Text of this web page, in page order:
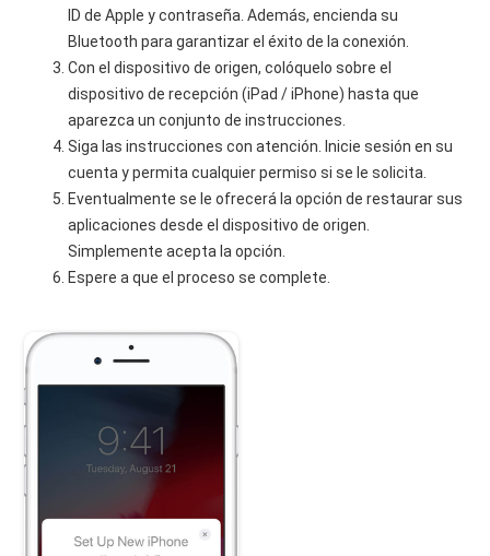
ID de Apple y contraseña. Además, encienda su
Bluetooth para garantizar el éxito de la conexión.
Con el dispositivo de origen, colóquelo sobre el
dispositivo de recepción (iPad / iPhone) hasta que
aparezca un conjunto de instrucciones.
Siga las instrucciones con atención. Inicie sesión en su
cuenta y permita cualquier permiso si se le solicita.
Eventualmente se le ofrecerá la opción de restaurar sus
aplicaciones desde el dispositivo de origen.
Simplemente acepta la opción.
Espere a que el proceso se complete.